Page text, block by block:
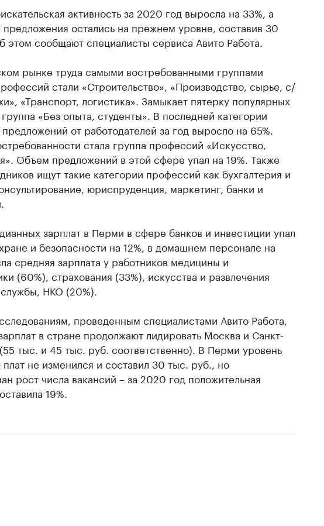
активность за 2020 год выросла на 33%, а
предложения остались на прежнем уровне, составив 30
этом сообщают специалисты сервиса Авито Работа.
рынке труда самыми востребованными группами
стали «Строительство», «Производство, сырье, с/
«Транспорт, логистика». Замыкает пятерку популярных
«Без опыта, студенты». В последней категории
от работодателей за год выросло на 65%.
стала группа профессий «Искусство,
Объем предложений в этой сфере упал на 19%. Также
ищут такие категории профессий как бухгалтерия и
юриспруденция, маркетинг, банки и
зарплат в Перми в сфере банков и инвестиции упал
и безопасности на 12%, в домашнем персонале на
средняя зарплата у работников медицины и
(60%), страхования (33%), искусства и развлечения
НКО (20%).
проведенным специалистами Авито Работа,
в стране продолжают лидировать Москва и Санкт-
тыс. и 45 тыс. руб. соответственно). В Перми уровень
плат не изменился и составил 30 тыс. руб., но
рост числа вакансий – за 2020 год положительная
19%.